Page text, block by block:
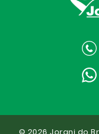
© 2026 Jorani do